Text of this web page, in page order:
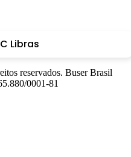
Libras
reservados. Buser Brasil
0001-81